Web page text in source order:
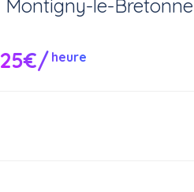
Montigny-le-
25€/ heure